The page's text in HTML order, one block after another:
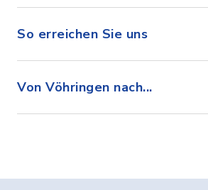
So erreichen Sie uns
Von Vöhringen nach...